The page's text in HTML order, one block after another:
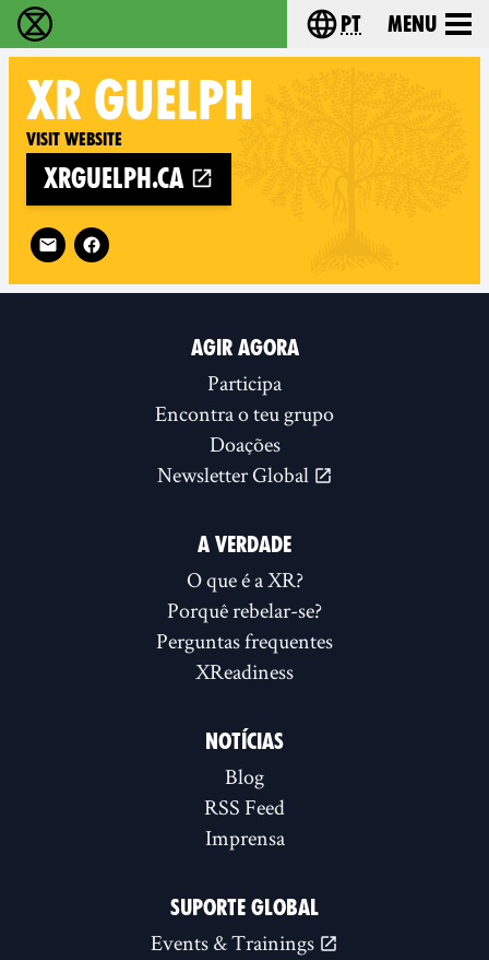
Extinction Rebellion - Home Choose your
pt Menu
XR GUELPH
Visit website
xrguelph.ca
Follow XR Guelph on
AGIR AGORA
Participa
Encontra o teu grupo
Doações
Newsletter Global
A VERDADE
O que é a XR?
Porquê rebelar-se?
Perguntas frequentes
XReadiness
NOTÍCIAS
Blog
RSS Feed
Imprensa
SUPORTE GLOBAL
Events & Trainings